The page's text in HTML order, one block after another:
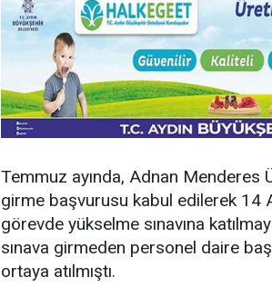
Temmuz ayında, Adnan Menderes
girme başvurusu kabul edilerek 14
görevde yükselme sınavına
sınava girmeden personel daire
ortaya atılmıştı.